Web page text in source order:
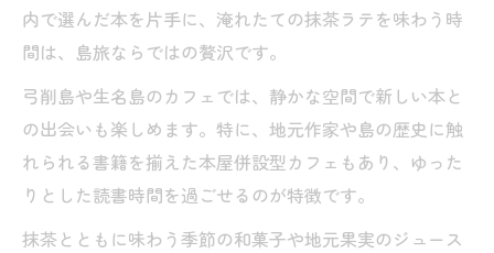
内で選んだ本を片手に、淹れたての抹茶ラテを味わう時
間は、島旅ならではの贅沢です。
弓削島や生名島のカフェでは、静かな空間で新しい本と
の出会いも楽しめます。特に、地元作家や島の歴史に触
れられる書籍を揃えた本屋併設型カフェもあり、ゆった
りとした読書時間を過ごせるのが特徴です。
抹茶とともに味わう季節の和菓子や地元果実のジュース